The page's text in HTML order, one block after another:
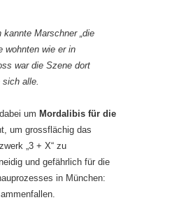
Marschner „die
wohnten wie er in
war die Szene dort
alle.
um Mordalibis für die
um grossflächig das
„3 + X“ zu
und gefährlich für die
in München: